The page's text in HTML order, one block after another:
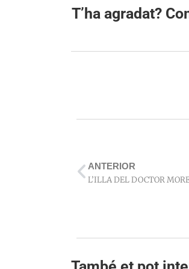
T’ha agradat?
ANTERIOR
L’ILLA DEL DOCTOR